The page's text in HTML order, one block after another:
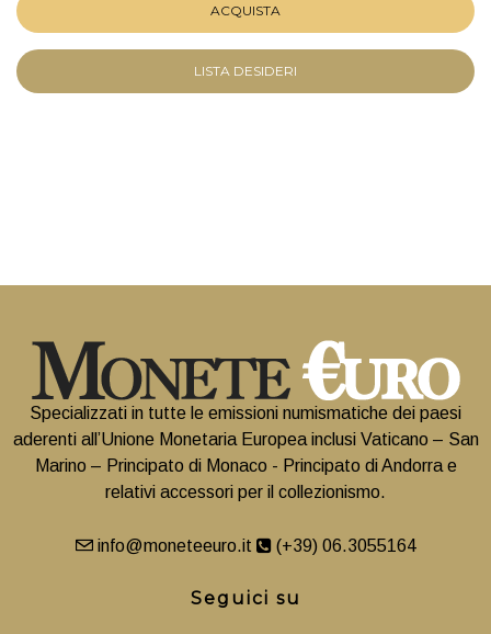
ACQUISTA
LISTA DESIDERI
Specializzati in tutte le emissioni numismatiche dei paesi
aderenti all’Unione Monetaria Europea inclusi Vaticano – San
Marino – Principato di Monaco - Principato di Andorra e
relativi accessori per il collezionismo.
info@moneteeuro.it (+39) 06.3055164
Seguici su